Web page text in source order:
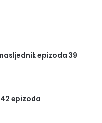
epizoda 39
epizoda